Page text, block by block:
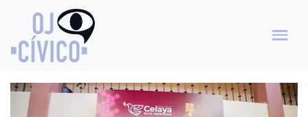
Archivo de etiquetas:
formación integral